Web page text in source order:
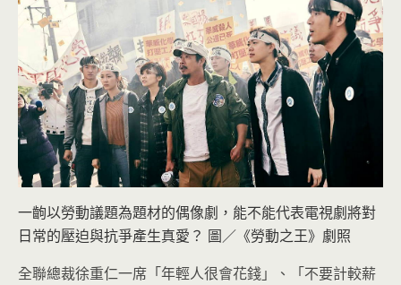
一齣以勞動議題為題材的偶像劇，能不能代表電視劇將對
日常的壓迫與抗爭產生真愛？ 圖／《勞動之王》劇照
全聯總裁徐重仁一席「年輕人很會花錢」、「不要計較薪